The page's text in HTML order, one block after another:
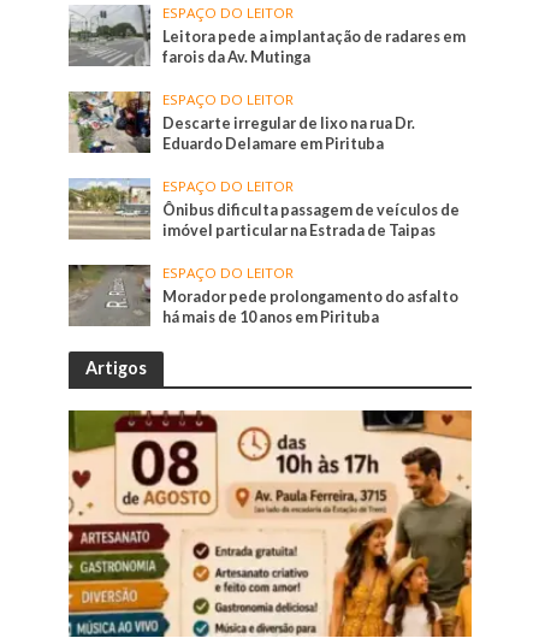
ESPAÇO DO LEITOR
Leitora pede a implantação de radares em
farois da Av. Mutinga
ESPAÇO DO LEITOR
Descarte irregular de lixo na rua Dr.
Eduardo Delamare em Pirituba
ESPAÇO DO LEITOR
Ônibus dificulta passagem de veículos de
imóvel particular na Estrada de Taipas
ESPAÇO DO LEITOR
Morador pede prolongamento do asfalto
há mais de 10 anos em Pirituba
Artigos